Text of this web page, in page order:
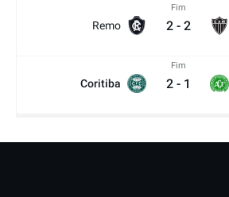
Remo
Fim
2 - 2
Coritiba
Fim
2 - 1